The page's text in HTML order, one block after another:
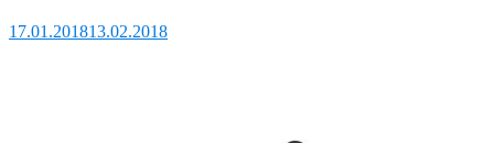
17.01.201813.02.2018